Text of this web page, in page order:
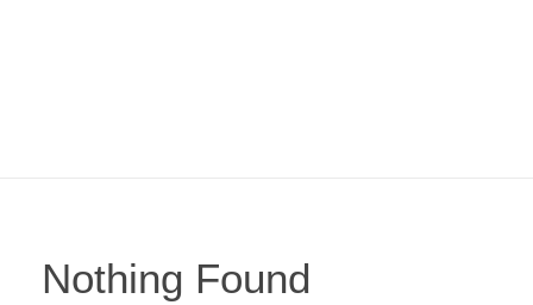
Nothing Found